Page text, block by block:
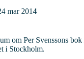
mar 2014
om Per Svenssons bok
i Stockholm.